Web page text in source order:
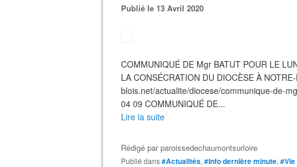
Publié le 13 Avril 2020
COMMUNIQUÉ DE Mgr BATUT POUR LE
LA CONSÉCRATION DU DIOCÈSE À
blois.net/actualite/diocese/communique-de-
04 09 COMMUNIQUÉ DE...
Lire la suite
Rédigé parparoissedechaumontsurloire
Publié dans#Actualités, #Info dernière minute,